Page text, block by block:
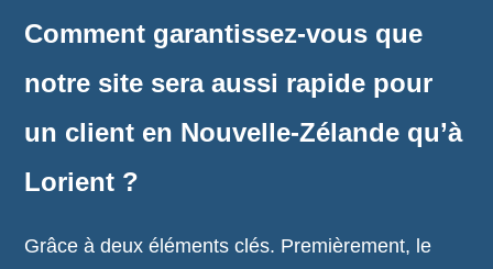
Comment garantissez-vous que
notre site sera aussi rapide pour
un client en Nouvelle-Zélande qu’à
Lorient ?
Grâce à deux éléments clés. Premièrement, le